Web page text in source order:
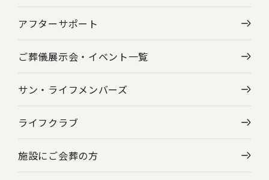
アフターサポート
ご葬儀展示会・ イベント一覧
サン・ライフメンバーズ
ライフクラブ
施設にご会葬の方